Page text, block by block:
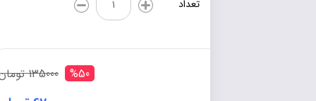
پیک
کی
135000 تومان